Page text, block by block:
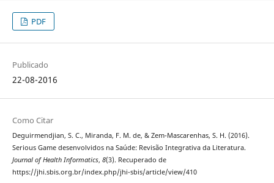
PDF
Publicado
22-08-2016
Como Citar
Deguirmendjian, S. C., Miranda, F. M. de, & Zem-Mascarenhas, S. H. (2016).
Serious Game desenvolvidos na Saúde: Revisão Integrativa da Literatura.
Journal of Health Informatics, 8(3). Recuperado de
https://jhi.sbis.org.br/index.php/jhi-sbis/article/view/410